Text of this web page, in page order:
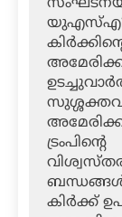
യുഎസ്എ’
ട്രംപിന്റെ
ബന്ധങ്ങള്‍
കിര്‍ക്ക്